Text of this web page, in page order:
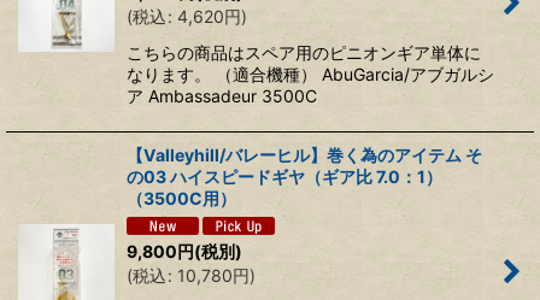
(税込: 4,620円)
こちらの商品はスペア用のピニオンギア単体に
なります。 （適合機種） AbuGarcia/アブガルシ
ア Ambassadeur 3500C
【Valleyhill/バレーヒル】巻く為のアイテム そ
の03 ハイスピードギヤ（ギア比 7.0：1）
（3500C用）
9,800円(税別)
(税込: 10,780円)